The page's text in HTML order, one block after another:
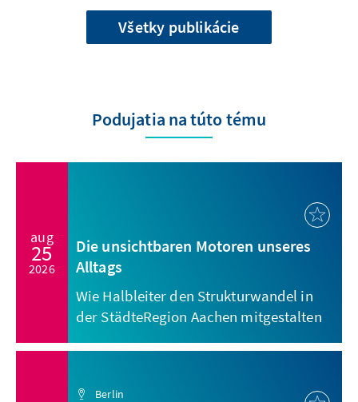
Všetky publikácie
Podujatia na túto tému
aug
25
2026
Die unsichtbaren Motoren unseres
Alltags
Wie Halbleiter den Strukturwandel in
der StädteRegion Aachen mitgestalten
Berlin